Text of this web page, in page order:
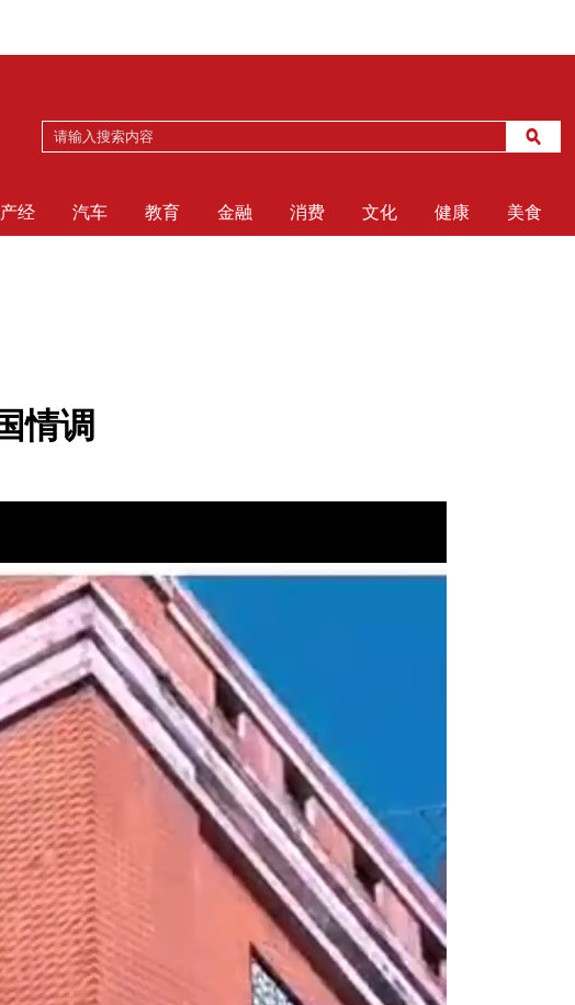
产经 汽车 教育 金融 消费 文化 健康 美食
情调